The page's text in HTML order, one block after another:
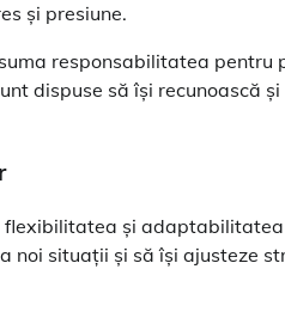
și presiune.
responsabilitatea pentru
dispuse să își recunoască
și
noi situații și să își ajusteze